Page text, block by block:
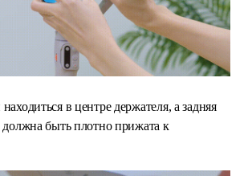
в центре держателя, а задняя
должна быть плотно прижата к